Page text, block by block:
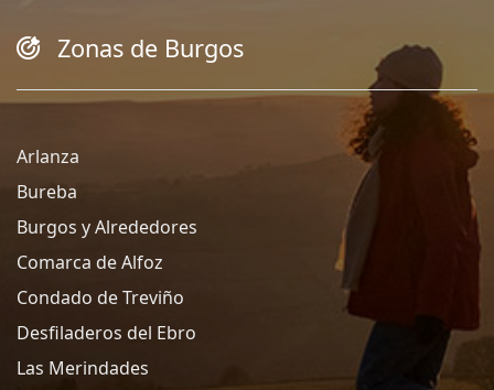
Zonas de Burgos
Arlanza
Bureba
Burgos y Alrededores
Comarca de Alfoz
Condado de Treviño
Desfiladeros del Ebro
Las Merindades